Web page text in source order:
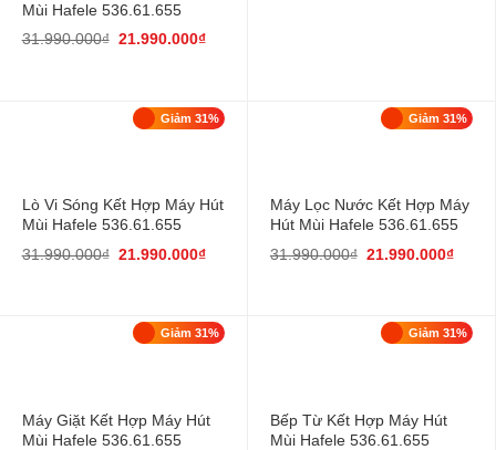
Mùi Hafele 536.61.655
31.990.000₫ 21.990.000₫
Giảm 31%
Lò Vi Sóng Kết Hợp Máy Hút
Mùi Hafele 536.61.655
31.990.000₫ 21.990.000₫
Giảm 31%
Máy Lọc Nước Kết Hợp Máy
Hút Mùi Hafele 536.61.655
31.990.000₫ 21.990.000₫
Giảm 31%
Máy Giặt Kết Hợp Máy Hút
Mùi Hafele 536.61.655
Giảm 31%
Bếp Từ Kết Hợp Máy Hút
Mùi Hafele 536.61.655